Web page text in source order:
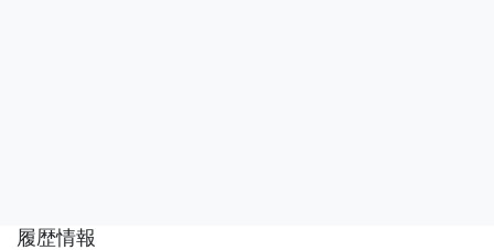
履歴情報